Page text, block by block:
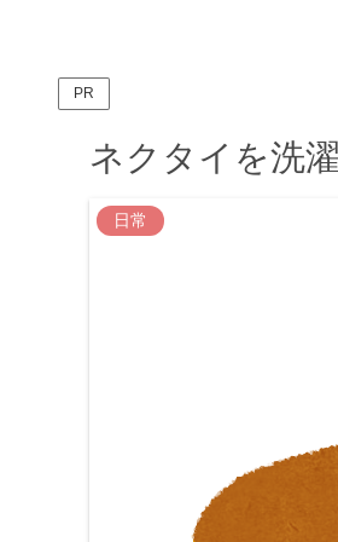
PR
ネクタイを洗
日常